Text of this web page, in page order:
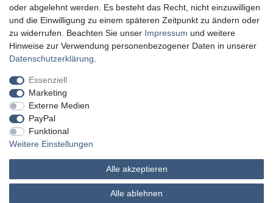
MATHES Werkzeuge und Maschinen
oder abgelehnt werden. Es besteht das Recht, nicht einzuwilligen
und die Einwilligung zu einem späteren Zeitpunkt zu ändern oder
zu widerrufen. Beachten Sie unser Impressum und weitere
Hinweise zur Verwendung personenbezogener Daten in unserer
Daten­schutz­erklärung
Essenziell
Marketing
Externe Medien
PayPal
Funktional
Weitere Einstellungen
Alle akzeptieren
Alle ablehnen